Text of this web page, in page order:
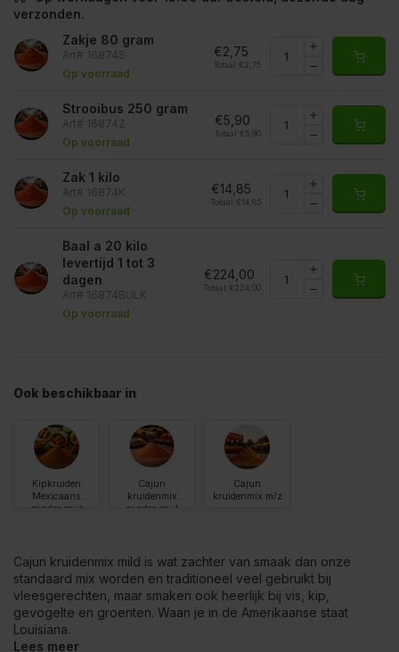
verzonden.
Zakje 80 gram
Art# 16874S
Op voorraad
€2,75
Totaal: €2,75
Strooibus 250 gram
Art# 16874Z
Op voorraad
€5,90
Totaal: €5,90
Zak 1 kilo
Art# 16874K
Op voorraad
€14,85
Totaal: €14,85
Baal a 20 kilo
levertijd 1 tot 3
dagen
Art# 16874BULK
Op voorraad
€224,00
Totaal: €224,00
Ook beschikbaar in
Kipkruiden
Mexicaans
zonder zout
Cajun
kruidenmix
zonder zout
Cajun
kruidenmix m/z
Cajun kruidenmix mild is wat zachter van smaak dan onze
standaard mix worden en traditioneel veel gebruikt bij
vleesgerechten, maar smaken ook heerlijk bij vis, kip,
gevogelte en groenten. Waan je in de Amerikaanse staat
Louisiana.
Lees meer